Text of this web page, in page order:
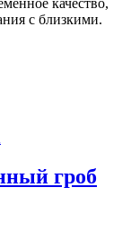
качество,
с близкими.
гроб